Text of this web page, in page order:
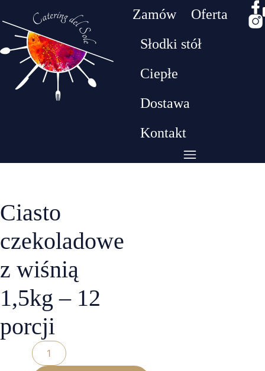
Zamów
Oferta
Słodki stół
Ciepłe
Dostawa
Kontakt
Drodzy klienci! W dniach 26.07 - 09.08 będziemy
przebywać na urlopie. W tym czasie nie
zamówień​
Ciasto
czekoladowe
z wiśnią
1,5kg – 12
porcji